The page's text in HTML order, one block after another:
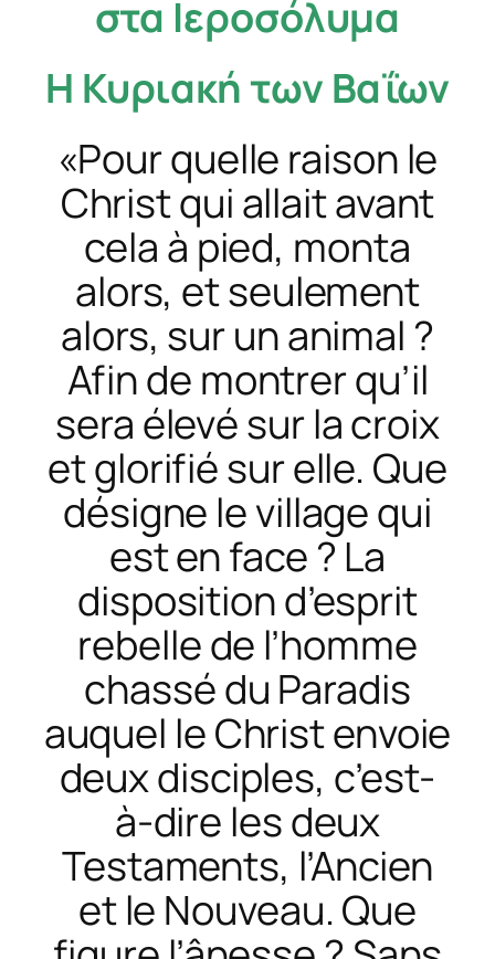
στα Ιεροσόλυμα
Η Κυριακή των Βαΐων
«Pour quelle raison le
Christ qui allait avant
cela à pied, monta
alors, et seulement
alors, sur un animal ?
Afin de montrer qu’il
sera élevé sur la croix
et glorifié sur elle. Que
désigne le village qui
est en face ? La
disposition d’esprit
rebelle de l’homme
chassé du Paradis
auquel le Christ envoie
deux disciples, c’est-
à-dire les deux
Testaments, l’Ancien
et le Nouveau. Que